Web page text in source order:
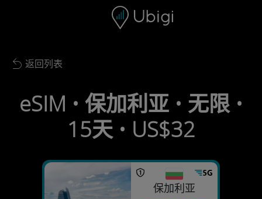
Back to list
返回列表
eSIM • 保加利亚 • 无限 •
15天 • US$32
保加利亚